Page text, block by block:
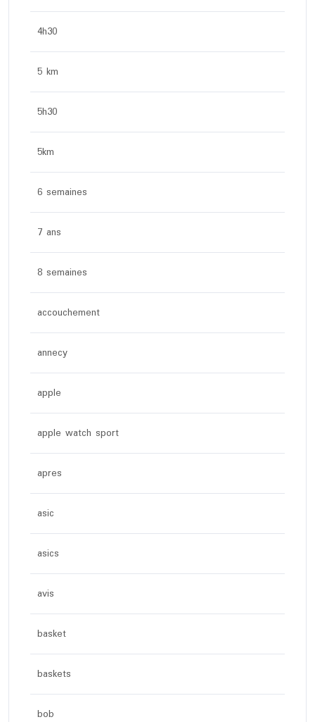
4h30
5 km
5h30
5km
6 semaines
7 ans
8 semaines
accouchement
annecy
apple
apple watch sport
apres
asic
asics
avis
basket
baskets
bob